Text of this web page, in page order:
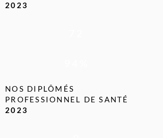
2023
NOS DIPLÔMÉS
PROFESSIONNEL DE SANTÉ
2023